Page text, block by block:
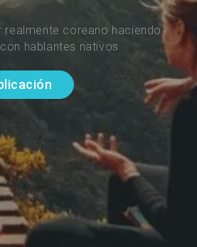
realmente coreano haciendo
hablantes nativos